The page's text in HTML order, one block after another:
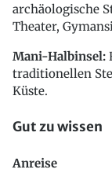
archäologische
Theater,
Mani-Halbinsel:
traditionellen
Küste.
Gut zu wissen
Anreise